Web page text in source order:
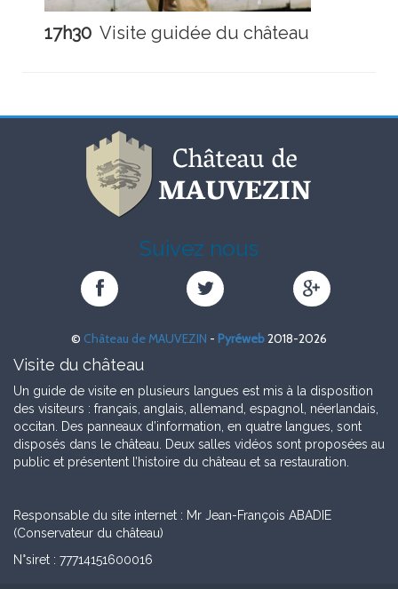
17h30 Visite guidée du château
Suivez nous
Château
sur
Château
sur
Château
© Château de MAUVEZIN - Pyréweb2018-2026
Visite du château
Un guide de visite en plusieurs langues est mis à la disposition
des visiteurs : français, anglais, allemand, espagnol, néerlandais,
occitan. Des panneaux d’information, en quatre langues, sont
disposés dans le château. Deux salles vidéos sont proposées au
public et présentent l’histoire du château et sa restauration.
Responsable du site internet : Mr Jean-François ABADIE
(Conservateur du château)
N°siret : 77714151600016